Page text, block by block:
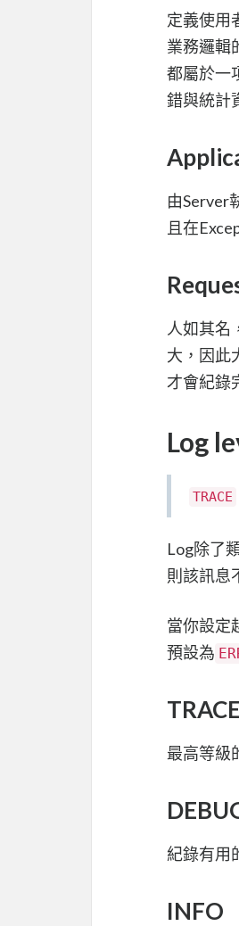
定義使用
業務邏輯
都屬於一
錯與統計
由Server
且在
人如其名
大，因此
才會紀錄
Log
TRACE
Log除了
則該訊息
當你設定
預設為
TRACE
最高等級
紀錄有用
INFO